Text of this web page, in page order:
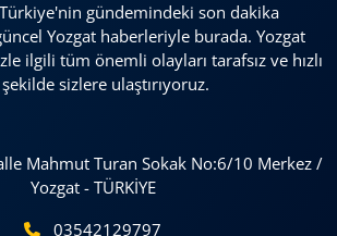
Türkiye'nin gündemindeki son dakika
Yozgat haberleriyle burada. Yozgat
ilgili tüm önemli olayları tarafsız ve hızlı
sizlere ulaştırıyoruz.
Mahmut Turan Sokak No:6/10 Merkez /
Yozgat - TÜRKİYE
03542129797